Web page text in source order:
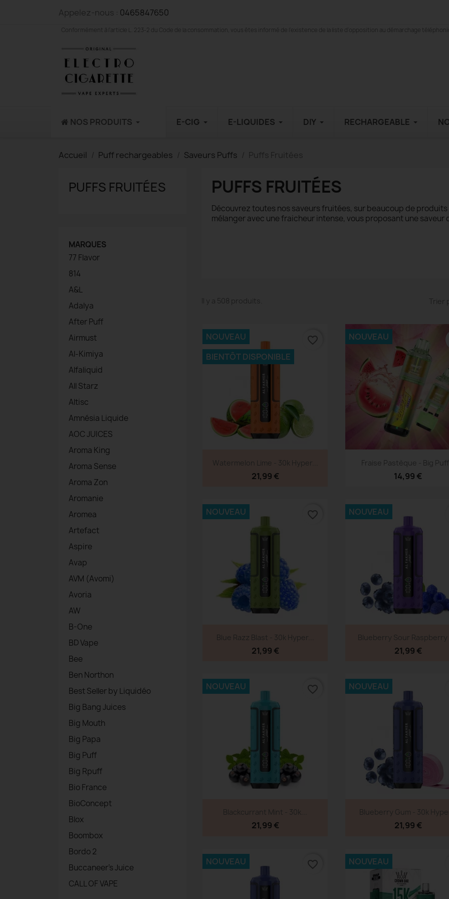
Appelez-nous : 0465847650
Conformément à l'article L. 223-2 du Code de la consommation, vous êtes informé de l'existence de la liste d'opposition au démarchage
NOS PRODUITS E-CIG E-LIQUIDES DIY RECHARGEABLE
Accueil Puff rechargeables Saveurs Puffs Puffs Fruitées
PUFFS FRUITÉES
MARQUES
77 Flavor
814
A&L
Adalya
After Puff
Airmust
Al-Kimiya
Alfaliquid
All Starz
Altisc
Amnésia Liquide
AOC JUICES
Aroma King
Aroma Sense
Aroma Zon
Aromanie
Aromea
Artefact
Aspire
Avap
AVM (Avomi)
Avoria
AW
B-One
BD Vape
Bee
Ben Northon
Best Seller by Liquidéo
Big Bang Juices
Big Mouth
Big Papa
Big Puff
Big Rpuff
Bio France
BioConcept
Blox
Boombox
Bordo 2
Buccaneer's Juice
CALL OF VAPE
PUFFS FRUITÉES
Découvrez toutes nos saveurs fruitées, sur beaucoup de
mélanger avec une fraicheur intense, vous proposant une saveur
Il y a 508 produits. Trier
Aperçu rapide
Watermelon Lime - 30k Hyper...
21,99 €
NOUVEAU
BIENTÔT DISPONIBLE
favorite_border
Aperçu rapide
Fraise Pastèque - Big
14,99 €
NOUVEAU
Aperçu rapide
Blue Razz Blast - 30k Hyper...
21,99 €
NOUVEAU favorite_border
Aperçu rapide
Blueberry Sour Raspberry -
21,99 €
NOUVEAU
Aperçu rapide
Blackcurrant Mint - 30k...
21,99 €
NOUVEAU favorite_border
Aperçu rapide
Blueberry Gum - 30k
21,99 €
NOUVEAU
NOUVEAU favorite_border NOUVEAU